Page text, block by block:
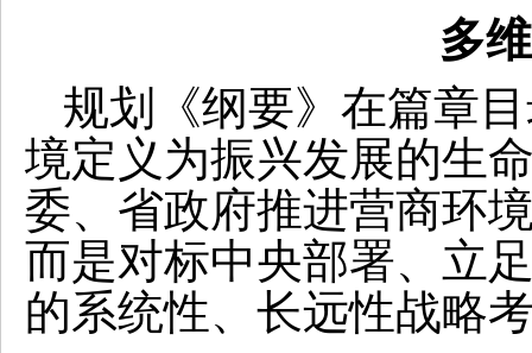
多
规划《纲要》在篇章
境定义为振兴发展的生
委、省政府推进营商环
而是对标中央部署、立
的系统性、长远性战略